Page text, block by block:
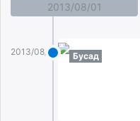
2013/08/01
2013/08/01 Бусад